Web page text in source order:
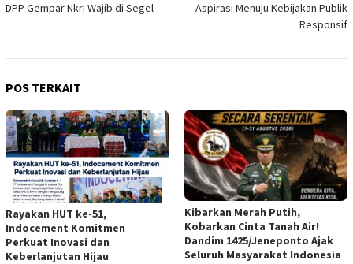
DPP Gempar Nkri Wajib di Segel
Aspirasi Menuju Kebijakan Publik
Responsif
POS TERKAIT
Rayakan HUT ke-51,
Indocement Komitmen
Perkuat Inovasi dan
Keberlanjutan Hijau
Kibarkan Merah Putih,
Kobarkan Cinta Tanah Air!
Dandim 1425/Jeneponto Ajak
Seluruh Masyarakat Indonesia